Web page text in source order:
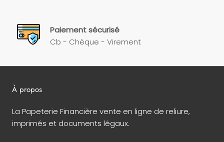
Paiement sécurisé
Cb - Chèque - Virement
À propos
La Papeterie Financière vente en ligne de reliure,
imprimés et documents légaux.